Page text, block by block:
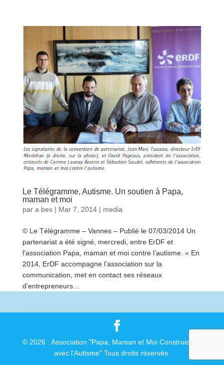
Le Télégramme, Autisme. Un soutien à Papa,
maman et moi
par a bes| Mar 7, 2014| media
© Le Télégramme – Vannes – Publié le 07/03/2014 Un
partenariat a été signé, mercredi, entre ErDF et
l’association Papa, maman et moi contre l’autisme. « En
2014, ErDF accompagne l’association sur la
communication, met en contact ses réseaux
d’entrepreneurs...
© 2026 : Association "Papa, Maman et Moi Construisons
avec l'Autisme" Tous droits réservés.